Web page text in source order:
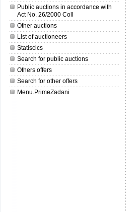
Public auctions in accordance with
Act No. 26/2000 Coll
Other auctions
List of auctioneers
Statiscics
Search for public auctions
Others offers
Search for other offers
Menu.PrimeZadani